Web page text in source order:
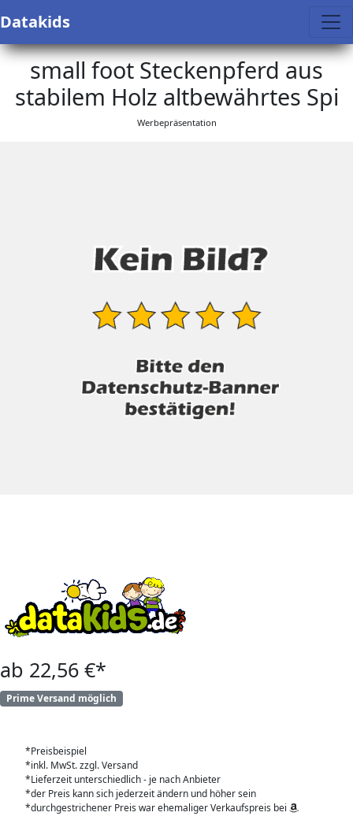
Datakids
small foot Steckenpferd aus
stabilem Holz altbewährtes Spi
Werbepräsentation
ab 22,56 €*
Prime Versand möglich
*Preisbeispiel
*inkl. MwSt. zzgl. Versand
*Lieferzeit unterschiedlich - je nach Anbieter
*der Preis kann sich jederzeit ändern und höher sein
*durchgestrichener Preis war ehemaliger Verkaufspreis bei